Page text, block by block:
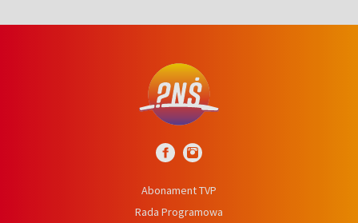
Abonament TVP
Rada Programowa